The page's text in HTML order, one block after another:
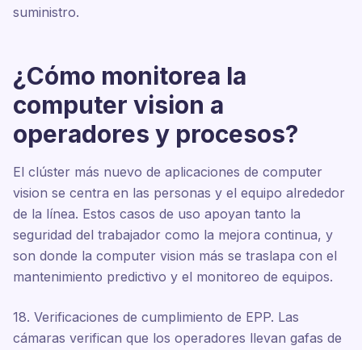
suministro.
¿Cómo monitorea la
computer vision a
operadores y procesos?
El clúster más nuevo de aplicaciones de computer
vision se centra en las personas y el equipo alrededor
de la línea. Estos casos de uso apoyan tanto la
seguridad del trabajador como la mejora continua, y
son donde la computer vision más se traslapa con el
mantenimiento predictivo y el monitoreo de equipos.
18. Verificaciones de cumplimiento de EPP. Las
cámaras verifican que los operadores llevan gafas de